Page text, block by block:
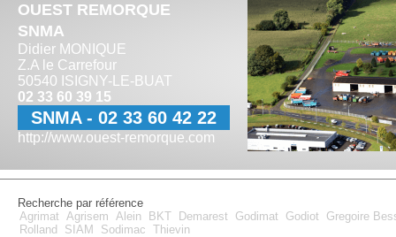
OUEST REMORQUE
SNMA
Didier MONIQUE
Z.A le Carrefour
50540 ISIGNY-LE-BUAT
02 33 60 39 15
SNMA - 02 33 60 42 22
http://www.ouest-remorque.com
Recherche par référence
Agrimat Agrisem Alein BKT Demarest Godimat Godiot Gregoire
Rolland
SIAM Sodimac Thievin